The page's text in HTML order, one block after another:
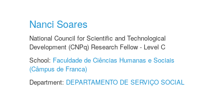
Nanci Soares
National Council for Scientific and Technological
Development (CNPq) Research Fellow - Level C
School: Faculdade de Ciências Humanas e Sociais
(Câmpus de Franca)
Department: DEPARTAMENTO DE SERVIÇO SOCIAL